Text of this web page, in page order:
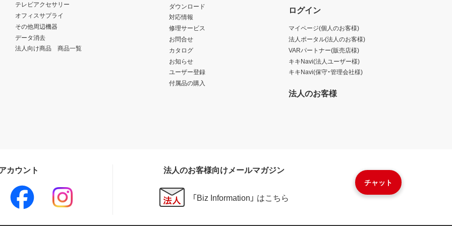
チャット
テレビアクセサリー
オフィスサプライ
その他周辺機器
データ消去
法人向け商品 商品一覧
ダウンロード
対応情報
修理サービス
お問合せ
カタログ
お知らせ
ユーザー登録
付属品の購入
ログイン
マイページ(個人のお客様)
法人ポータル(法人のお客様)
VARパートナー(販売店様)
キキNavi(法人ユーザー様)
キキNavi(保守・管理会社様)
法人のお客様
カウント 法人のお客様向けメールマガジン
「Biz Information」 はこちら